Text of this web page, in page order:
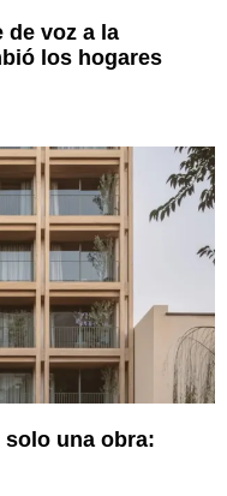
de voz a la
los hogares
solo una obra: